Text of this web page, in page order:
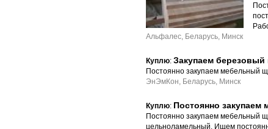
Альфалес, Беларусь, Минск
Куплю: Закупаем
Постоянно закупаем мебельный
ЭнЭмКон, Беларусь, Минск
Куплю: Постоянно закупаем
Постоянно закупаем мебельный
цельноламельный. Ищем